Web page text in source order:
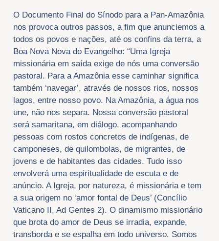
O Documento Final do Sínodo para a Pan-Amazônia
nos provoca outros passos, a fim que anunciemos a
todos os povos e nações, até os confins da terra, a
Boa Nova Nova do Evangelho: “Uma Igreja
missionária em saída exige de nós uma conversão
pastoral. Para a Amazônia esse caminhar significa
também ‘navegar’, através de nossos rios, nossos
lagos, entre nosso povo. Na Amazônia, a água nos
une, não nos separa. Nossa conversão pastoral
será samaritana, em diálogo, acompanhando
pessoas com rostos concretos de indígenas, de
camponeses, de quilombolas, de migrantes, de
jovens e de habitantes das cidades. Tudo isso
envolverá uma espiritualidade de escuta e de
anúncio. A Igreja, por natureza, é missionária e tem
a sua origem no ‘amor fontal de Deus’ (Concílio
Vaticano II, Ad Gentes 2). O dinamismo missionário
que brota do amor de Deus se irradia, expande,
transborda e se espalha em todo universo. Somos